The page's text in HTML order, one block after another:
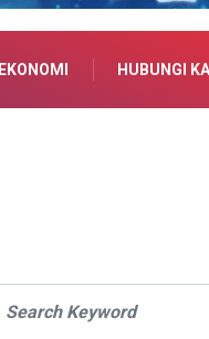
EKONOMI HUBUNGI